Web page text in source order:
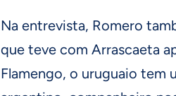
Na entrevista, Romero
que teve com Arrascaeta
Flamengo, o uruguaio tem